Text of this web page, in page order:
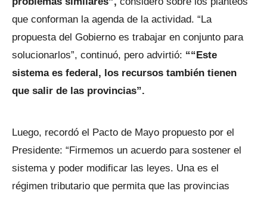
que conforman la agenda de la actividad. “La
propuesta del Gobierno es trabajar en conjunto para
solucionarlos”, continuó, pero advirtió: ““Este
sistema es federal, los recursos también tienen
que salir de las provincias”.
Luego, recordó el Pacto de Mayo propuesto por el
Presidente: “Firmemos un acuerdo para sostener el
sistema y poder modificar las leyes. Una es el
régimen tributario que permita que las provincias